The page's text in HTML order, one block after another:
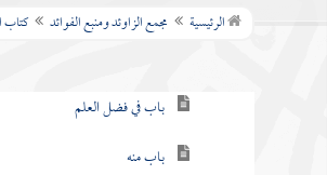
الرئيسية مجمع الزاوئد ومنبع الفوائد كتاب
كتاب العلم
باب في فضل العلم
باب منه